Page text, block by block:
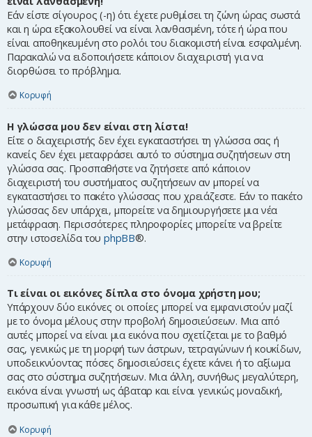
Εάν είστε σίγουρος (-η) ότι έχετε ρυθμίσει τη ζώνη ώρας σωστά
και η ώρα εξακολουθεί να είναι λανθασμένη, τότε ή ώρα που
είναι αποθηκευμένη στο ρολόι του διακομιστή είναι εσφαλμένη.
Παρακαλώ να ειδοποιήσετε κάποιον διαχειριστή για να
διορθώσει το πρόβλημα.
Κορυφή
Η γλώσσα μου δεν είναι στη λίστα!
Είτε ο διαχειριστής δεν έχει εγκαταστήσει τη γλώσσα σας ή
κανείς δεν έχει μεταφράσει αυτό το σύστημα συζητήσεων στη
γλώσσα σας. Προσπαθήστε να ζητήσετε από κάποιον
διαχειριστή του συστήματος συζητήσεων αν μπορεί να
εγκαταστήσει το πακέτο γλώσσας που χρειάζεστε. Εάν το πακέτο
γλώσσας δεν υπάρχει, μπορείτε να δημιουργήσετε μια νέα
μετάφραση. Περισσότερες πληροφορίες μπορείτε να βρείτε
στην ιστοσελίδα του phpBB®.
Κορυφή
Τι είναι οι εικόνες δίπλα στο όνομα χρήστη μου;
Υπάρχουν δύο εικόνες οι οποίες μπορεί να εμφανιστούν μαζί
με το όνομα μέλους στην προβολή δημοσιεύσεων. Μια από
αυτές μπορεί να είναι μια εικόνα που σχετίζεται με το βαθμό
σας, γενικώς με τη μορφή των άστρων, τετραγώνων ή κουκίδων,
υποδεικνύοντας πόσες δημοσιεύσεις έχετε κάνει ή το αξίωμα
σας στο σύστημα συζητήσεων. Μια άλλη, συνήθως μεγαλύτερη,
εικόνα είναι γνωστή ως άβαταρ και είναι γενικώς μοναδική,
προσωπική για κάθε μέλος.
Κορυφή